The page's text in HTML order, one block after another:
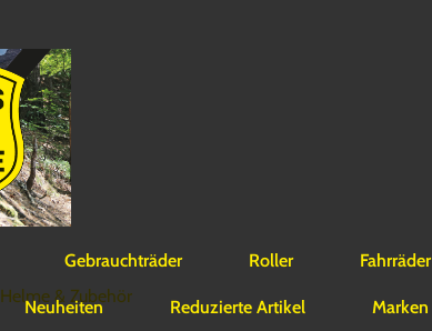
Gebrauchträder Roller Fahrräder
Neuheiten Reduzierte Artikel Marken
Helme & Zubehör